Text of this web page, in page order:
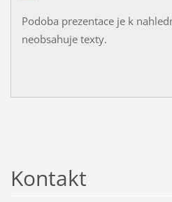
Podoba prezentace je k
neobsahuje texty.
Kontakt